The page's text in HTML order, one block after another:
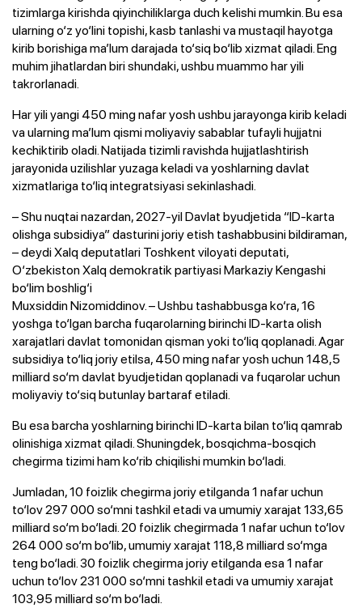
tizimlarga kirishda qiyinchiliklarga duch kelishi mumkin. Bu esa
ularning o‘z yo‘lini topishi, kasb tanlashi va mustaqil hayotga
kirib borishiga ma’lum darajada to‘siq bo‘lib xizmat qiladi. Eng
muhim jihatlardan biri shundaki, ushbu muammo har yili
takrorlanadi.
Har yili yangi 450 ming nafar yosh ushbu jarayonga kirib keladi
va ularning ma’lum qismi moliyaviy sabablar tufayli hujjatni
kechiktirib oladi. Natijada tizimli ravishda hujjatlashtirish
jarayonida uzilishlar yuzaga keladi va yoshlarning davlat
xizmatlariga to‘liq integratsiyasi sekinlashadi.
– Shu nuqtai nazardan, 2027-yil Davlat byudjetida “ID-karta
olishga subsidiya” dasturini joriy etish tashabbusini bildiraman,
– deydi Xalq deputatlari Toshkent viloyati deputati,
O‘zbekiston Xalq demokratik partiyasi Markaziy Kengashi
bo‘lim boshlig‘i
Muxsiddin Nizomiddinov. – Ushbu tashabbusga ko‘ra, 16
yoshga to‘lgan barcha fuqarolarning birinchi ID-karta olish
xarajatlari davlat tomonidan qisman yoki to‘liq qoplanadi. Agar
subsidiya to‘liq joriy etilsa, 450 ming nafar yosh uchun 148,5
milliard so‘m davlat byudjetidan qoplanadi va fuqarolar uchun
moliyaviy to‘siq butunlay bartaraf etiladi.
Bu esa barcha yoshlarning birinchi ID-karta bilan to‘liq qamrab
olinishiga xizmat qiladi. Shuningdek, bosqichma-bosqich
chegirma tizimi ham ko‘rib chiqilishi mumkin bo‘ladi.
Jumladan, 10 foizlik chegirma joriy etilganda 1 nafar uchun
to‘lov 297 000 so‘mni tashkil etadi va umumiy xarajat 133,65
milliard so‘m bo‘ladi. 20 foizlik chegirmada 1 nafar uchun to‘lov
264 000 so‘m bo‘lib, umumiy xarajat 118,8 milliard so‘mga
teng bo‘ladi. 30 foizlik chegirma joriy etilganda esa 1 nafar
uchun to‘lov 231 000 so‘mni tashkil etadi va umumiy xarajat
103,95 milliard so‘m bo‘ladi.